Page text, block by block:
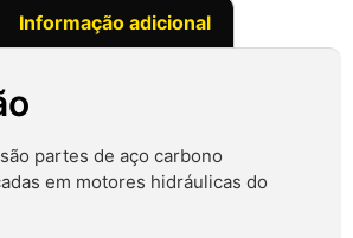
Informação adicional
partes de aço carbono
em motores hidráulicas do